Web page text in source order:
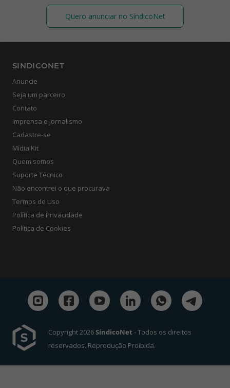
Quero anunciar no SíndicoNet
SINDICONET
Anuncie
Seja um parceiro
Contato
Imprensa e Jornalismo
Cadastre-se
Mídia Kit
Quem somos
Suporte Técnico
Não encontrei o que procurava
Termos de Uso
Política de Privacidade
Política de Cookies
Copyright 2026SíndicoNet - Todos os direitos
reservados. Reprodução Proibida.